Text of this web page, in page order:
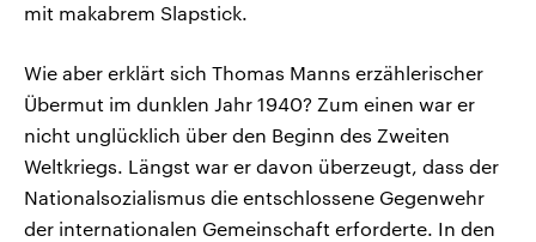
mit makabrem Slapstick.
Wie aber erklärt sich Thomas Manns erzählerischer
Übermut im dunklen Jahr 1940? Zum einen war er
nicht unglücklich über den Beginn des Zweiten
Weltkriegs. Längst war er davon überzeugt, dass der
Nationalsozialismus die entschlossene Gegenwehr
der internationalen Gemeinschaft erforderte. In den